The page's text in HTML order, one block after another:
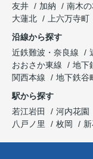
友井
加納 南木の
大蓮北
上六万寺町
沿線から探す
近鉄難波・奈良線
おおさか東線
地下
関西本線
地下鉄谷
駅から探す
若江岩田
河内花園
八戸ノ里
枚岡